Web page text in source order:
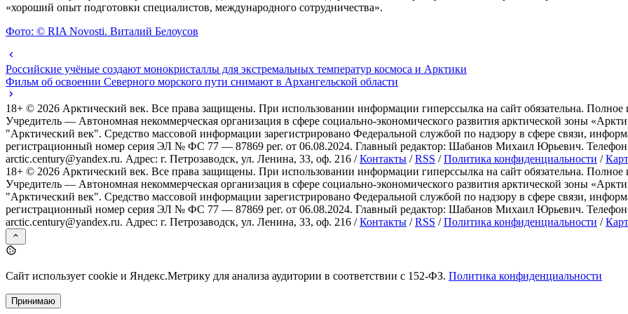
«хороший опыт подготовки специалистов, международного сотрудничества».
Фото: © RIA Novosti. Виталий Белоусов
Российские учёные создают монокристаллы для экстремальных температур космоса и Арктики
Фильм об освоении Северного морского пути снимают в Архангельской области
18+ © 2026 Арктический век. Все права защищены. При использовании информации гиперссылка на сайт обязательна. Полное
Учредитель — Автономная некоммерческая организация в сфере социально-экономического развития арктической зоны
"Арктический век". Средство массовой информации зарегистрировано Федеральной службой по надзору в сфере связи,
регистрационный номер серия ЭЛ № ФС 77 — 87869 рег. от 06.08.2024. Главный редактор: Шабанов Михаил Юрьевич.
arctic.century@yandex.ru. Адрес: г. Петрозаводск, ул. Ленина, 33, оф. 216 /Контакты /RSS /Политика конфиденциальности /
18+ © 2026 Арктический век. Все права защищены. При использовании информации гиперссылка на сайт обязательна. Полное
Учредитель — Автономная некоммерческая организация в сфере социально-экономического развития арктической зоны
"Арктический век". Средство массовой информации зарегистрировано Федеральной службой по надзору в сфере связи,
регистрационный номер серия ЭЛ № ФС 77 — 87869 рег. от 06.08.2024. Главный редактор: Шабанов Михаил Юрьевич.
arctic.century@yandex.ru. Адрес: г. Петрозаводск, ул. Ленина, 33, оф. 216 /Контакты /RSS /Политика конфиденциальности /
Сайт использует cookie и Яндекс.Метрику для анализа аудитории в соответствии с 152-ФЗ. Политика конфиденциальности
Принимаю